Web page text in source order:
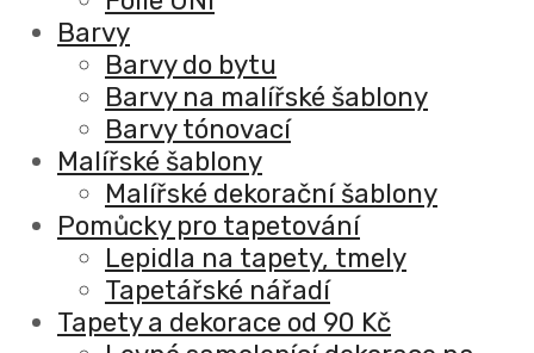
Barvy
Barvy do bytu
Barvy na malířské šablony
Barvy tónovací
Malířské šablony
Malířské dekorační šablony
Pomůcky pro tapetování
Lepidla na tapety, tmely
Tapetářské nářadí
Tapety a dekorace od 90 Kč